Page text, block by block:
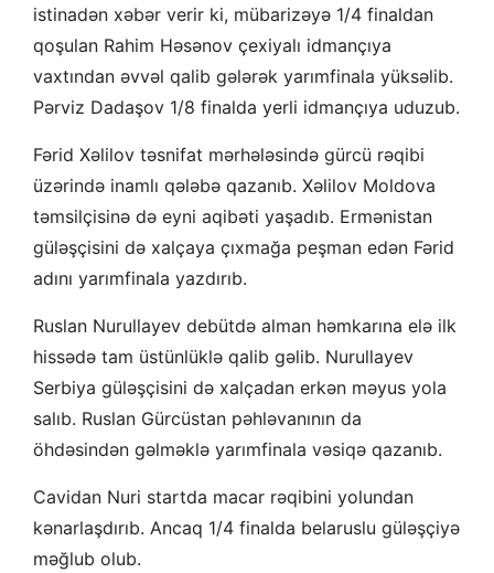
istinadən xəbər verir ki, mübarizəyə 1/4 finaldan
qoşulan Rahim Həsənov çexiyalı idmançıya
vaxtından əvvəl qalib gələrək yarımfinala yüksəlib.
Pərviz Dadaşov 1/8 finalda yerli idmançıya uduzub.
Fərid Xəlilov təsnifat mərhələsində gürcü rəqibi
üzərində inamlı qələbə qazanıb. Xəlilov Moldova
təmsilçisinə də eyni aqibəti yaşadıb. Ermənistan
güləşçisini də xalçaya çıxmağa peşman edən Fərid
adını yarımfinala yazdırıb.
Ruslan Nurullayev debütdə alman həmkarına elə ilk
hissədə tam üstünlüklə qalib gəlib. Nurullayev
Serbiya güləşçisini də xalçadan erkən məyus yola
salıb. Ruslan Gürcüstan pəhləvanının da
öhdəsindən gəlməklə yarımfinala vəsiqə qazanıb.
Cavidan Nuri startda macar rəqibini yolundan
kənarlaşdırıb. Ancaq 1/4 finalda belaruslu güləşçiyə
məğlub olub.